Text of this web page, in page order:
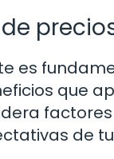
es
que
de